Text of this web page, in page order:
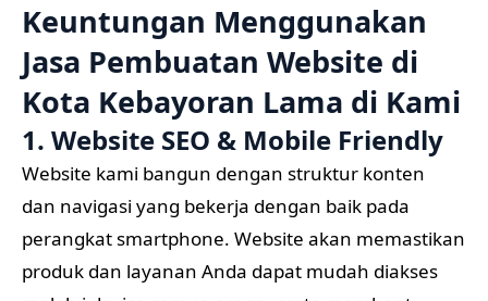
Keuntungan Menggunakan
Jasa Pembuatan Website di
Kota Kebayoran Lama di Kami
1. Website SEO & Mobile Friendly
Website kami bangun dengan struktur konten
dan navigasi yang bekerja dengan baik pada
perangkat smartphone. Website akan memastikan
produk dan layanan Anda dapat mudah diakses